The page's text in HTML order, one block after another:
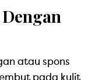
atau spons
pada kulit